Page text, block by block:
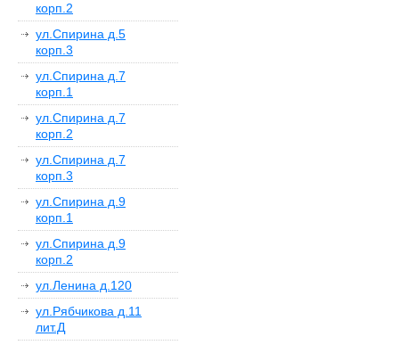
корп.2
ул.Спирина д.5
корп.3
ул.Спирина д.7
корп.1
ул.Спирина д.7
корп.2
ул.Спирина д.7
корп.3
ул.Спирина д.9
корп.1
ул.Спирина д.9
корп.2
ул.Ленина д.120
ул.Рябчикова д.11
лит.Д